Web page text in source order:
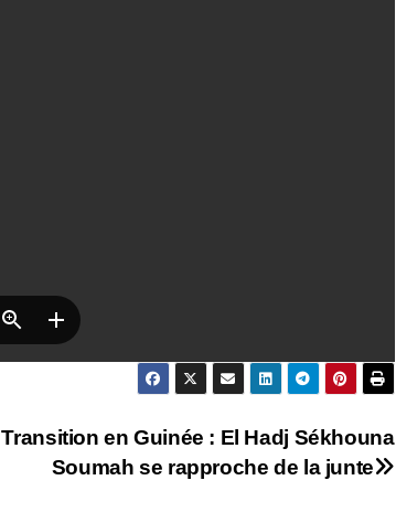
Transition en Guinée : El Hadj Sékhouna
Soumah se rapproche de la junte